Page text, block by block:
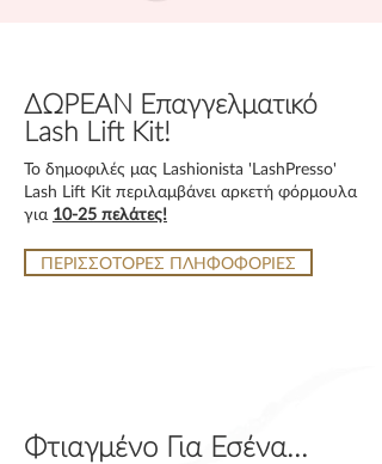
ΔΩΡΕΑΝ Επαγγελματικό
Lash Lift Kit!
Το δημοφιλές μας Lashionista 'LashPresso'
Lash Lift Kit περιλαμβάνει αρκετή φόρμουλα
για 10-25 πελάτες!
ΠΕΡΙΣΣΟΤΟΡΕΣ ΠΛΗΦΟΦΟΡΙΕΣ
Φτιαγμένο Για Εσένα...